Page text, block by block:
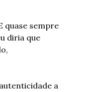
quase sempre
diria que
a